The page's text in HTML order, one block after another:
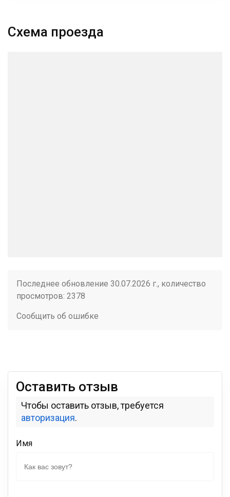
Схема проезда
Последнее обновление 30.07.2026 г., количество
просмотров: 2378
Сообщить об ошибке
Оставить отзыв
Чтобы оставить отзыв, требуется
авторизация.
Имя